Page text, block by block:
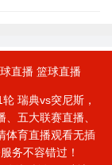
直播 篮球直播
瑞典vs突尼斯，
五大联赛直播、
体育直播观看无插
务不容错过！